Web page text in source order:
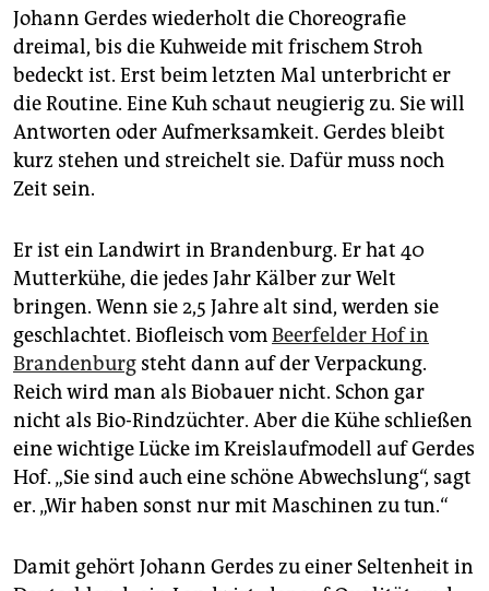
Johann Gerdes wiederholt die Choreografie
dreimal, bis die Kuhweide mit frischem Stroh
bedeckt ist. Erst beim letzten Mal unterbricht er
die Routine. Eine Kuh schaut neugierig zu. Sie will
Antworten oder Aufmerksamkeit. Gerdes bleibt
kurz stehen und streichelt sie. Dafür muss noch
Zeit sein.
Er ist ein Landwirt in Brandenburg. Er hat 40
Mutterkühe, die jedes Jahr Kälber zur Welt
bringen. Wenn sie 2,5 Jahre alt sind, werden sie
geschlachtet. Biofleisch vomBeerfelder Hof in
Brandenburg steht dann auf der Verpackung.
Reich wird man als Biobauer nicht. Schon gar
nicht als Bio-Rindzüchter. Aber die Kühe schließen
eine wichtige Lücke im Kreislaufmodell auf Gerdes
Hof. „Sie sind auch eine schöne Abwechslung“, sagt
er. „Wir haben sonst nur mit Maschinen zu tun.“
Damit gehört Johann Gerdes zu einer Seltenheit in